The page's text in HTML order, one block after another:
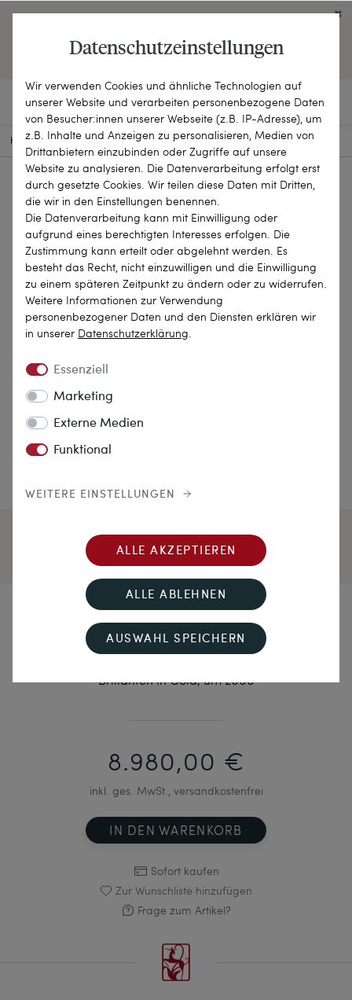
OPEN ENGLISH WEBSITE
HOME SCHMUCKSTÜCKE OHRRINGE 21-3755
Sommersonnen
Brillanten in Gold, um 2000
8.980,00 €
inkl. ges. MwSt., versandkostenfrei
IN DEN WARENKORB
Sofort kaufen
Zur Wunschliste hinzufügen
Frage zum Artikel?
Datenschutzeinstellungen
Wir verwenden Cookies und ähnliche Technologien auf
unserer Website und verarbeiten personenbezogene Daten
von Besucher:innen unserer Webseite (z.B. IP-Adresse), um
z.B. Inhalte und Anzeigen zu personalisieren, Medien von
Drittanbietern einzubinden oder Zugriffe auf unsere
Website zu analysieren. Die Datenverarbeitung erfolgt erst
durch gesetzte Cookies. Wir teilen diese Daten mit Dritten,
die wir in den Einstellungen benennen.
Die Datenverarbeitung kann mit Einwilligung oder
aufgrund eines berechtigten Interesses erfolgen. Die
Zustimmung kann erteilt oder abgelehnt werden. Es
besteht das Recht, nicht einzuwilligen und die Einwilligung
zu einem späteren Zeitpunkt zu ändern oder zu widerrufen.
Weitere Informationen zur Verwendung
personenbezogener Daten und den Diensten erklären wir
in unserer Daten­schutz­erklärung.
Essenziell
Marketing
Externe Medien
Funktional
WEITERE EINSTELLUNGEN
ALLE AKZEPTIEREN
ALLE ABLEHNEN
AUSWAHL SPEICHERN